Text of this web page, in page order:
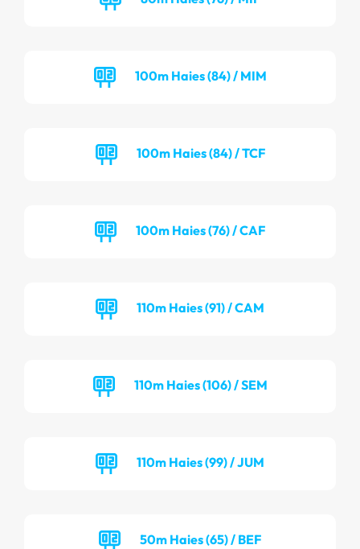
100m Haies (84) / MIM
100m Haies (84) / TCF
100m Haies (76) / CAF
110m Haies (91) / CAM
110m Haies (106) / SEM
110m Haies (99) / JUM
50m Haies (65) / BEF